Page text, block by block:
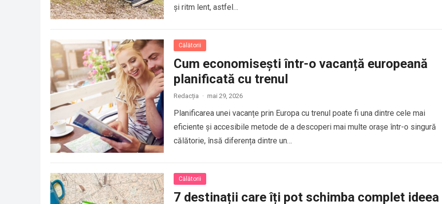
și ritm lent, astfel…
Călătorii
Cum economisești într-o vacanță europeană
planificată cu trenul
Redacția · mai 29, 2026
Planificarea unei vacanțe prin Europa cu trenul poate fi una dintre cele mai
eficiente și accesibile metode de a descoperi mai multe orașe într-o singură
călătorie, însă diferența dintre un…
Călătorii
7 destinații care îți pot schimba complet ideea